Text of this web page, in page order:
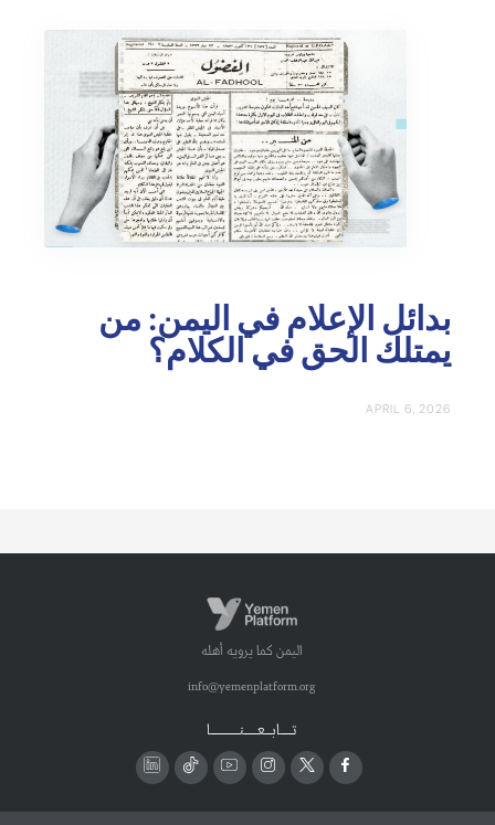
بدائل الإعلام في اليمن: من
يمتلك الحق في الكلام؟
APRIL 6, 2026
اليمن كما يرويه أهله
info@yemenplatform.org
تـــــابـــعــــــنـــــــــــــا